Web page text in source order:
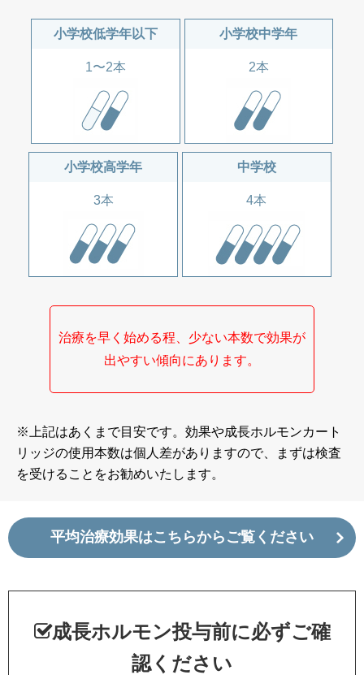
小学校低学年以下
1〜2本
小学校中学年
2本
小学校高学年
3本
中学校
4本
治療を早く始める程、少ない本数で効果が
出やすい傾向にあります。
※上記はあくまで目安です。効果や成長ホルモンカート
リッジの使用本数は個人差がありますので、まずは検査
を受けることをお勧めいたします。
平均治療効果はこちらからご覧ください
成長ホルモン投与前に必ずご確
認ください